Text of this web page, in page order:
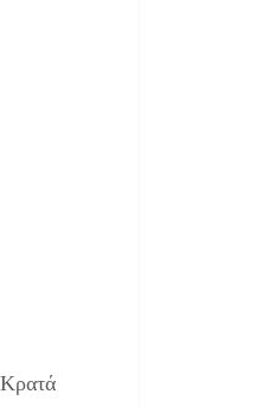
Κρατά